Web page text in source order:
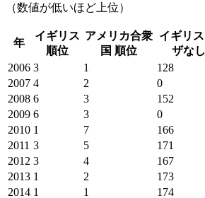
（数値が低いほど上位）
年
イギリス
順位
アメリカ合衆
国 順位
イギリス
ザなし
2006 3 1 128
2007 4 2 0
2008 6 3 152
2009 6 3 0
2010 1 7 166
2011 3 5 171
2012 3 4 167
2013 1 2 173
2014 1 1 174